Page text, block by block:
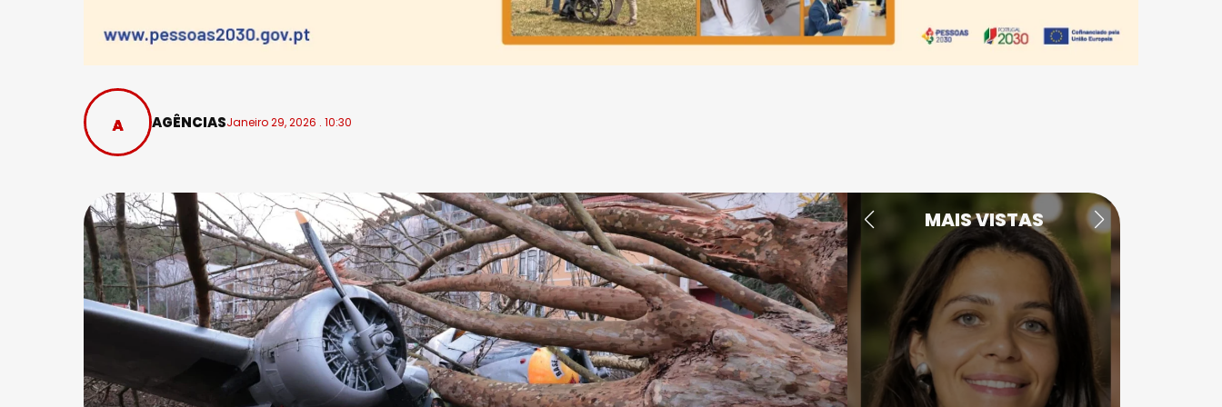
AGÊNCIASJaneiro 29, 2026 . 10:30
MAIS VISTAS